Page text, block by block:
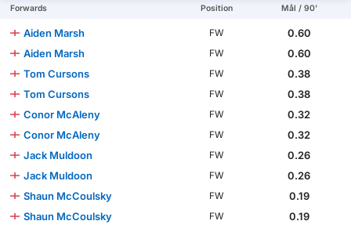
Forwards Position Mål / 90'
Aiden Marsh FW
0.60
Aiden Marsh
FW
0.60
Tom Cursons
FW
0.38
Tom Cursons
FW
0.38
Conor McAleny
FW
0.32
Conor McAleny
FW
0.32
Jack Muldoon
FW
0.26
Jack Muldoon
FW
0.26
Shaun McCoulsky
FW
0.19
Shaun McCoulsky
FW 0.19